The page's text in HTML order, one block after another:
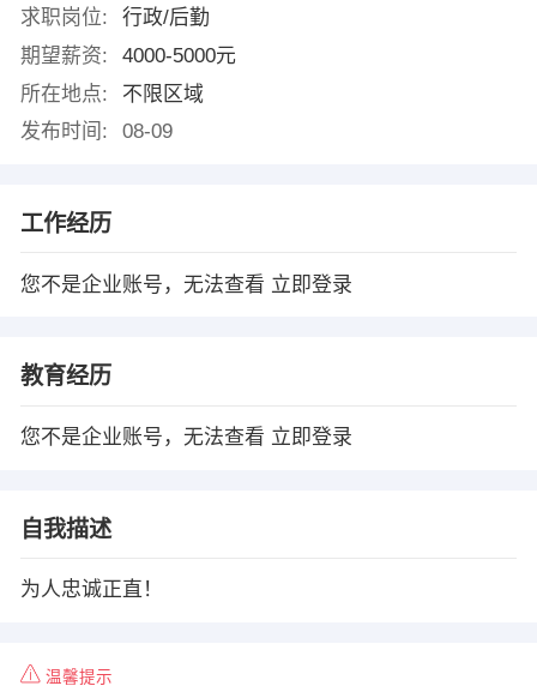
求职岗位:
行政/后勤
期望薪资:
4000-5000元
所在地点:
不限区域
发布时间:
08-09
工作经历
您不是企业账号，无法查看 立即登录
教育经历
您不是企业账号，无法查看 立即登录
自我描述
为人忠诚正直！
温馨提示